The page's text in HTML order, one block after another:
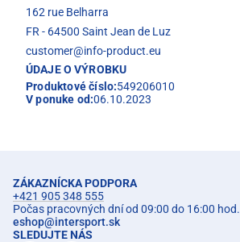
162 rue Belharra
FR - 64500 Saint Jean de Luz
customer@info-product.eu
ÚDAJE O VÝROBKU
Produktové číslo:549206010
V ponuke od:06.10.2023
ZÁKAZNÍCKA PODPORA
+421 905 348 555
Počas pracovných dní od 09:00 do 16:00 hod.
eshop@intersport.sk
SLEDUJTE NÁS